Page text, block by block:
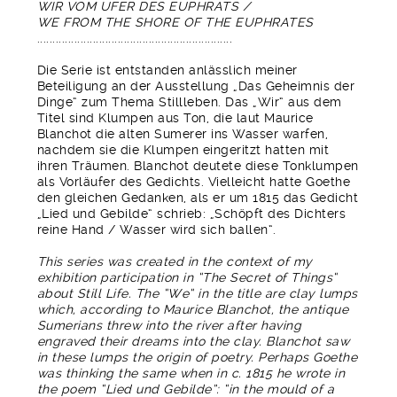
WIR VOM UFER DES EUPHRATS /
WE FROM THE SHORE OF THE EUPHRATES
...............................................................
Die Serie ist entstanden anlässlich meiner
Beteiligung an der Ausstellung „Das Geheimnis der
Dinge“ zum Thema Stillleben. Das „Wir“ aus dem
Titel sind Klumpen aus Ton, die laut Maurice
Blanchot die alten Sumerer ins Wasser warfen,
nachdem sie die Klumpen eingeritzt hatten mit
ihren Träumen. Blanchot deutete diese Tonklumpen
als Vorläufer des Gedichts. Vielleicht hatte Goethe
den gleichen Gedanken, als er um 1815 das Gedicht
„Lied und Gebilde“ schrieb: „Schöpft des Dichters
reine Hand / Wasser wird sich ballen“.
This series was created in the context of my
exhibition participation in “The Secret of Things“
about Still Life. The “We“ in the title are clay lumps
which, according to Maurice Blanchot, the antique
Sumerians threw into the river after having
engraved their dreams into the clay. Blanchot saw
in these lumps the origin of poetry. Perhaps Goethe
was thinking the same when in c. 1815 he wrote in
the poem “Lied und Gebilde”: “in the mould of a